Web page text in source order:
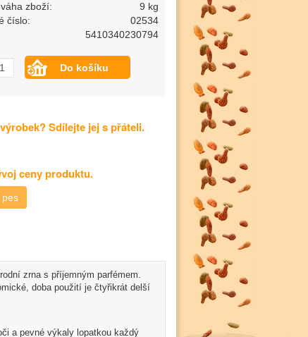
zboží:
9 kg
číslo:
02534
5410340230794
Sdílejte jej s přáteli.
ceny produktu.
pes
zrna s příjemným parfémem.
doba použití je čtyřikrát delší
a pevné výkaly lopatkou každý